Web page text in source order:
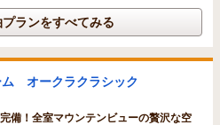
ランをすべてみる
ム オークラクラシック
備！全室マウンテンビューの贅沢な空